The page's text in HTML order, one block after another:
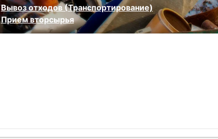
Вывоз отходов (Транспортирование)
Прием вторсырья